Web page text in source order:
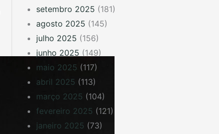
setembro 2025 (181)
agosto 2025 (145)
julho 2025 (156)
junho 2025 (149)
maio 2025 (117)
abril 2025 (113)
março 2025 (104)
fevereiro 2025 (121)
janeiro 2025 (73)